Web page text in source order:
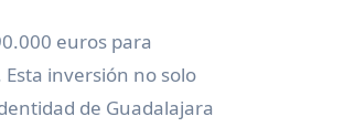
euros para
inversión no solo
de Guadalajara